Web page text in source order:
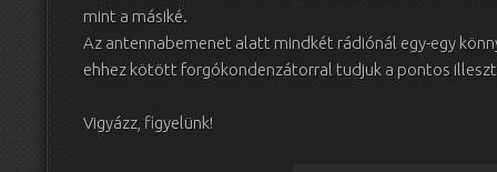
mint a másiké.
Az antennabemenet alatt mindkét rádiónál egy-egy
ehhez kötött forgókondenzátorral tudjuk a pontos
Vigyázz, figyelünk!